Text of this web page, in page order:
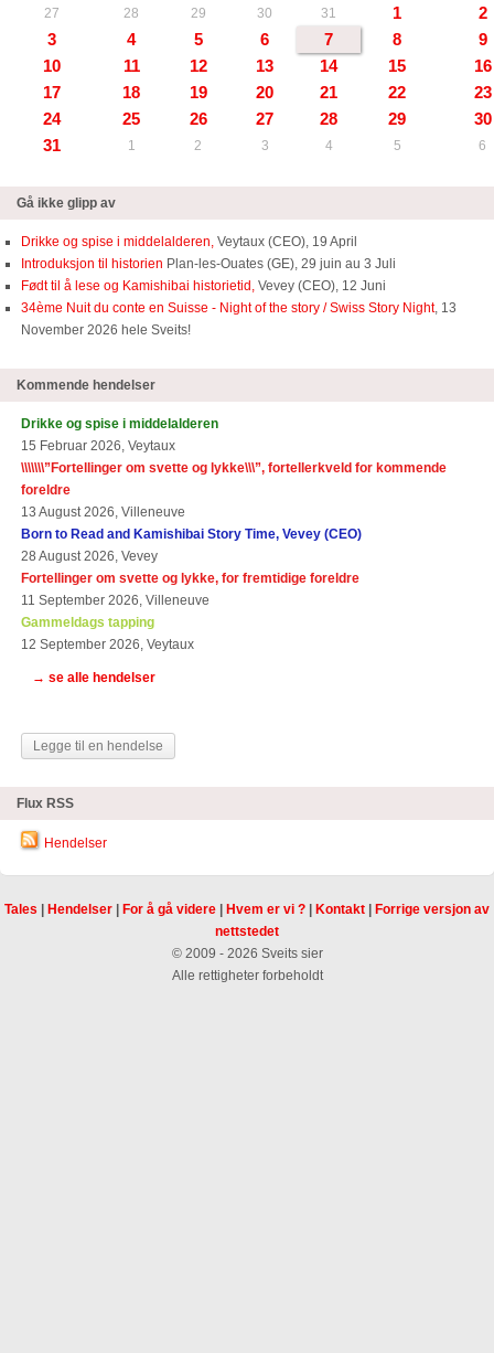
27 28 29 30 31 1
2
3
4 5 6 7 8
9
10
11 12 13 14 15
16
17
18 19 20 21 22
23
24
25 26 27 28 29
30
31
1 2 3 4 5 6
Gå ikke glipp av
Drikke og spise i middelalderen, Veytaux (CEO), 19 April
Introduksjon til historien Plan-les-Ouates (GE), 29 juin au 3 Juli
Født til å lese og Kamishibai historietid, Vevey (CEO), 12 Juni
34ème Nuit du conte en Suisse - Night of the story / Swiss Story Night, 13
November 2026 hele Sveits!
Kommende hendelser
Drikke og spise i middelalderen
15 Februar 2026, Veytaux
\\\\\\\”Fortellinger om svette og lykke\\\”, fortellerkveld for kommende
foreldre
13 August 2026, Villeneuve
Born to Read and Kamishibai Story Time, Vevey (CEO)
28 August 2026, Vevey
Fortellinger om svette og lykke, for fremtidige foreldre
11 September 2026, Villeneuve
Gammeldags tapping
12 September 2026, Veytaux
→ se alle hendelser
Legge til en hendelse
Flux RSS
Hendelser
Tales Hendelser For å gå videre Hvem er vi ? Kontakt
Forrige versjon av
nettstedet
© 2009 - 2026 Sveits sier
Alle rettigheter forbeholdt